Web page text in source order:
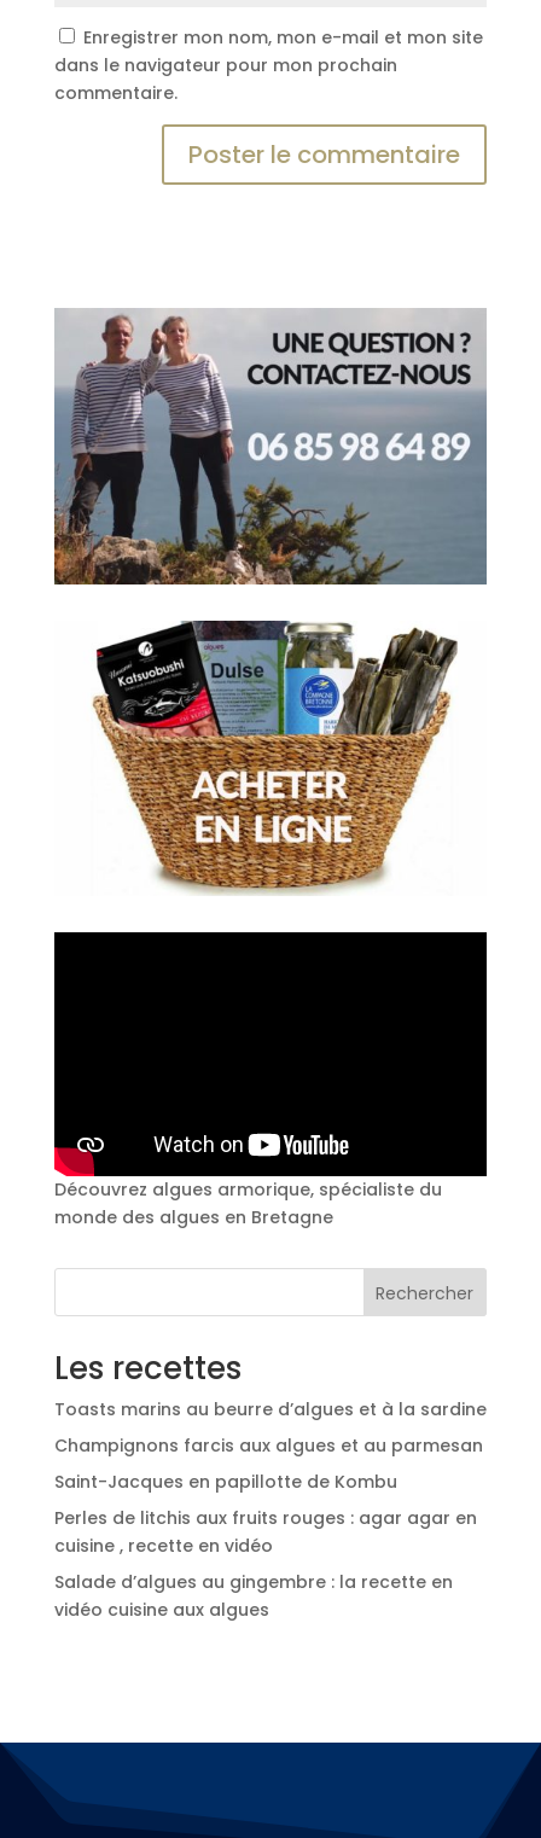
Enregistrer mon nom, mon e-mail et mon site
dans le navigateur pour mon prochain
commentaire.
r
t
e
:
Découvrez algues armorique, spécialiste du
monde des algues en Bretagne
Rechercher
Les recettes
Toasts marins au beurre d’algues et à la sardine
Champignons farcis aux algues et au parmesan
Saint-Jacques en papillotte de Kombu
Perles de litchis aux fruits rouges : agar agar en
cuisine , recette en vidéo
Salade d’algues au gingembre : la recette en
vidéo cuisine aux algues